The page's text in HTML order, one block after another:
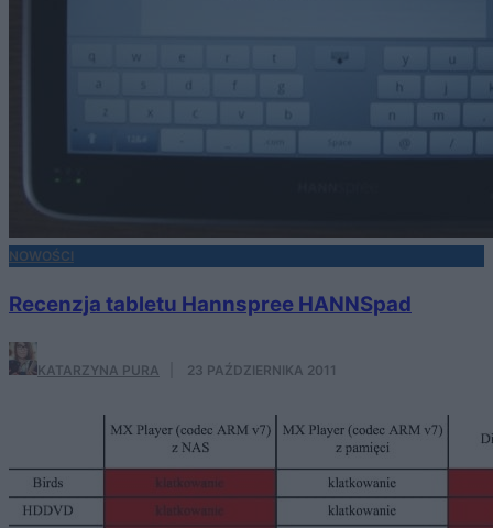
NOWOŚCI
Recenzja tabletu Hannspree HANNSpad
KATARZYNA PURA 23 PAŹDZIERNIKA 2011